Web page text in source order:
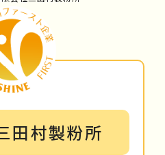
田村製粉所